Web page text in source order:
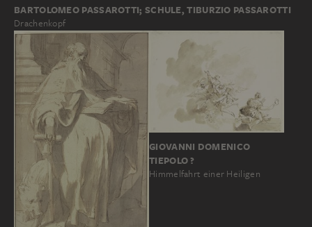
BARTOLOMEO PASSAROTTI; SCHULE, TIBURZIO PASSAROTTI
Drachenkopf
GIOVANNI DOMENICO
TIEPOLO ?
Himmelfahrt einer Heiligen